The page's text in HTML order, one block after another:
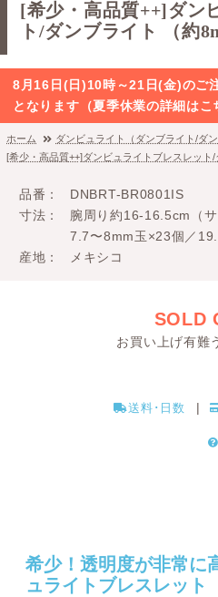
[希少・高品質++]ダン
ト/ダンブライト （約
8月16日(日)10時～21日(金)のご
となります（夏季休業の詳細はこ
ホーム ダンビュライト（ダンブライト/ダン
[希少・高品質++]ダンビュライトブレスレット/
品番
DNBRT-BR0801IS
寸法
腕周り約16-16.5cm（サ
7.7〜8mm玉×23個／
産地
メキシコ
SOLD
お買い上げ有難
送料･日数
希少！透明度が非常に
ュライトブレスレット